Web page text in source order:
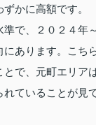
かに高額です。
で、２０２４
あります。こち
で、元町エリ
ていることが